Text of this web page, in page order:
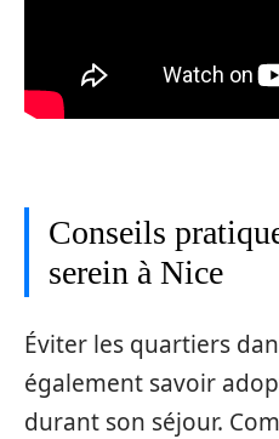
Conseils
serein à Nice
Éviter les quartiers
également savoir
durant son séjour.